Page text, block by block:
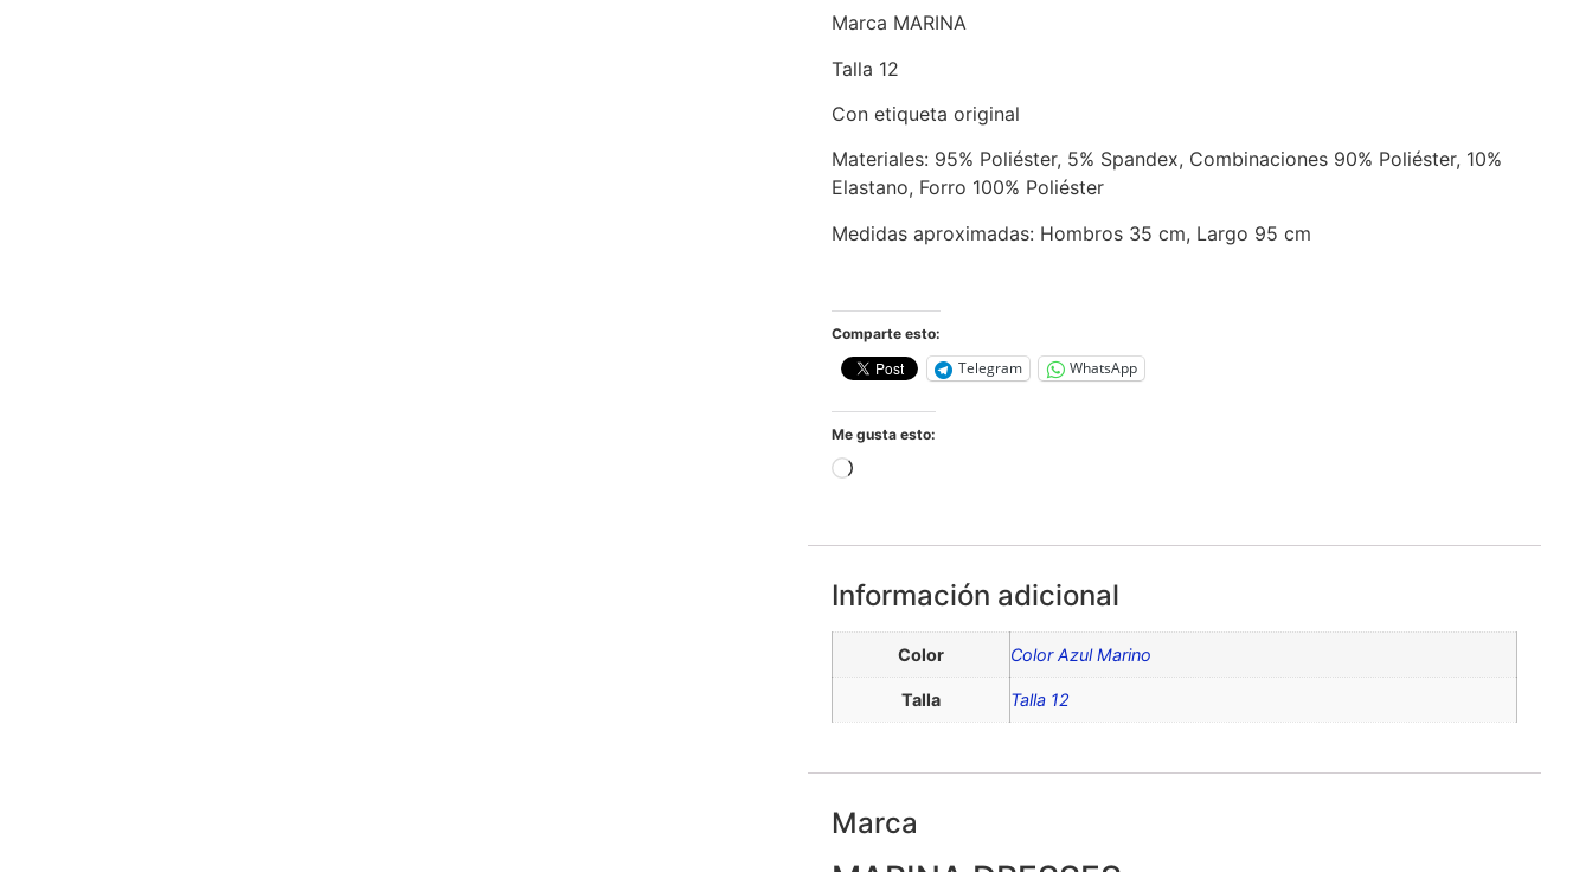
Marca MARINA
Talla 12
Con etiqueta original
Materiales: 95% Poliéster, 5% Spandex, Combinaciones 90% Poliéster, 10%
Elastano, Forro 100% Poliéster
Medidas aproximadas: Hombros 35 cm, Largo 95 cm
Comparte esto:
Telegram WhatsApp
Me gusta esto:
Información adicional
Color Color Azul Marino
Talla Talla 12
Marca